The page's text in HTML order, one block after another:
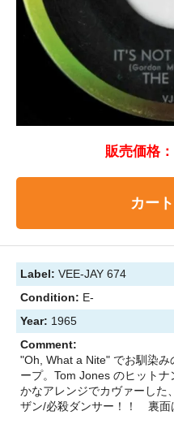
販売価格
カー
Label: VEE-JAY 674
Condition: E-
Year: 1965
Comment:
"Oh, What a Nite" でお馴染
ープ。Tom Jones のヒット
かなアレンジでカヴァーした
ザン/必殺ダンサー！！ 裏面